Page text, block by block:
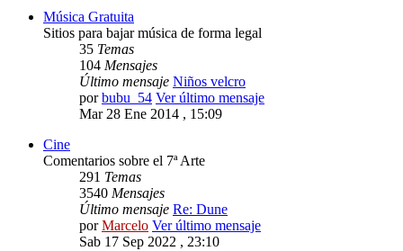
Música Gratuita
Sitios para bajar música de forma legal
35 Temas
104 Mensajes
Último mensaje Niños velcro
porbubu_54 Ver último mensaje
Mar 28 Ene 2014 , 15:09
Cine
Comentarios sobre el 7ª Arte
291 Temas
3540 Mensajes
Último mensaje Re: Dune
porMarcelo Ver último mensaje
Sab 17 Sep 2022 , 23:10